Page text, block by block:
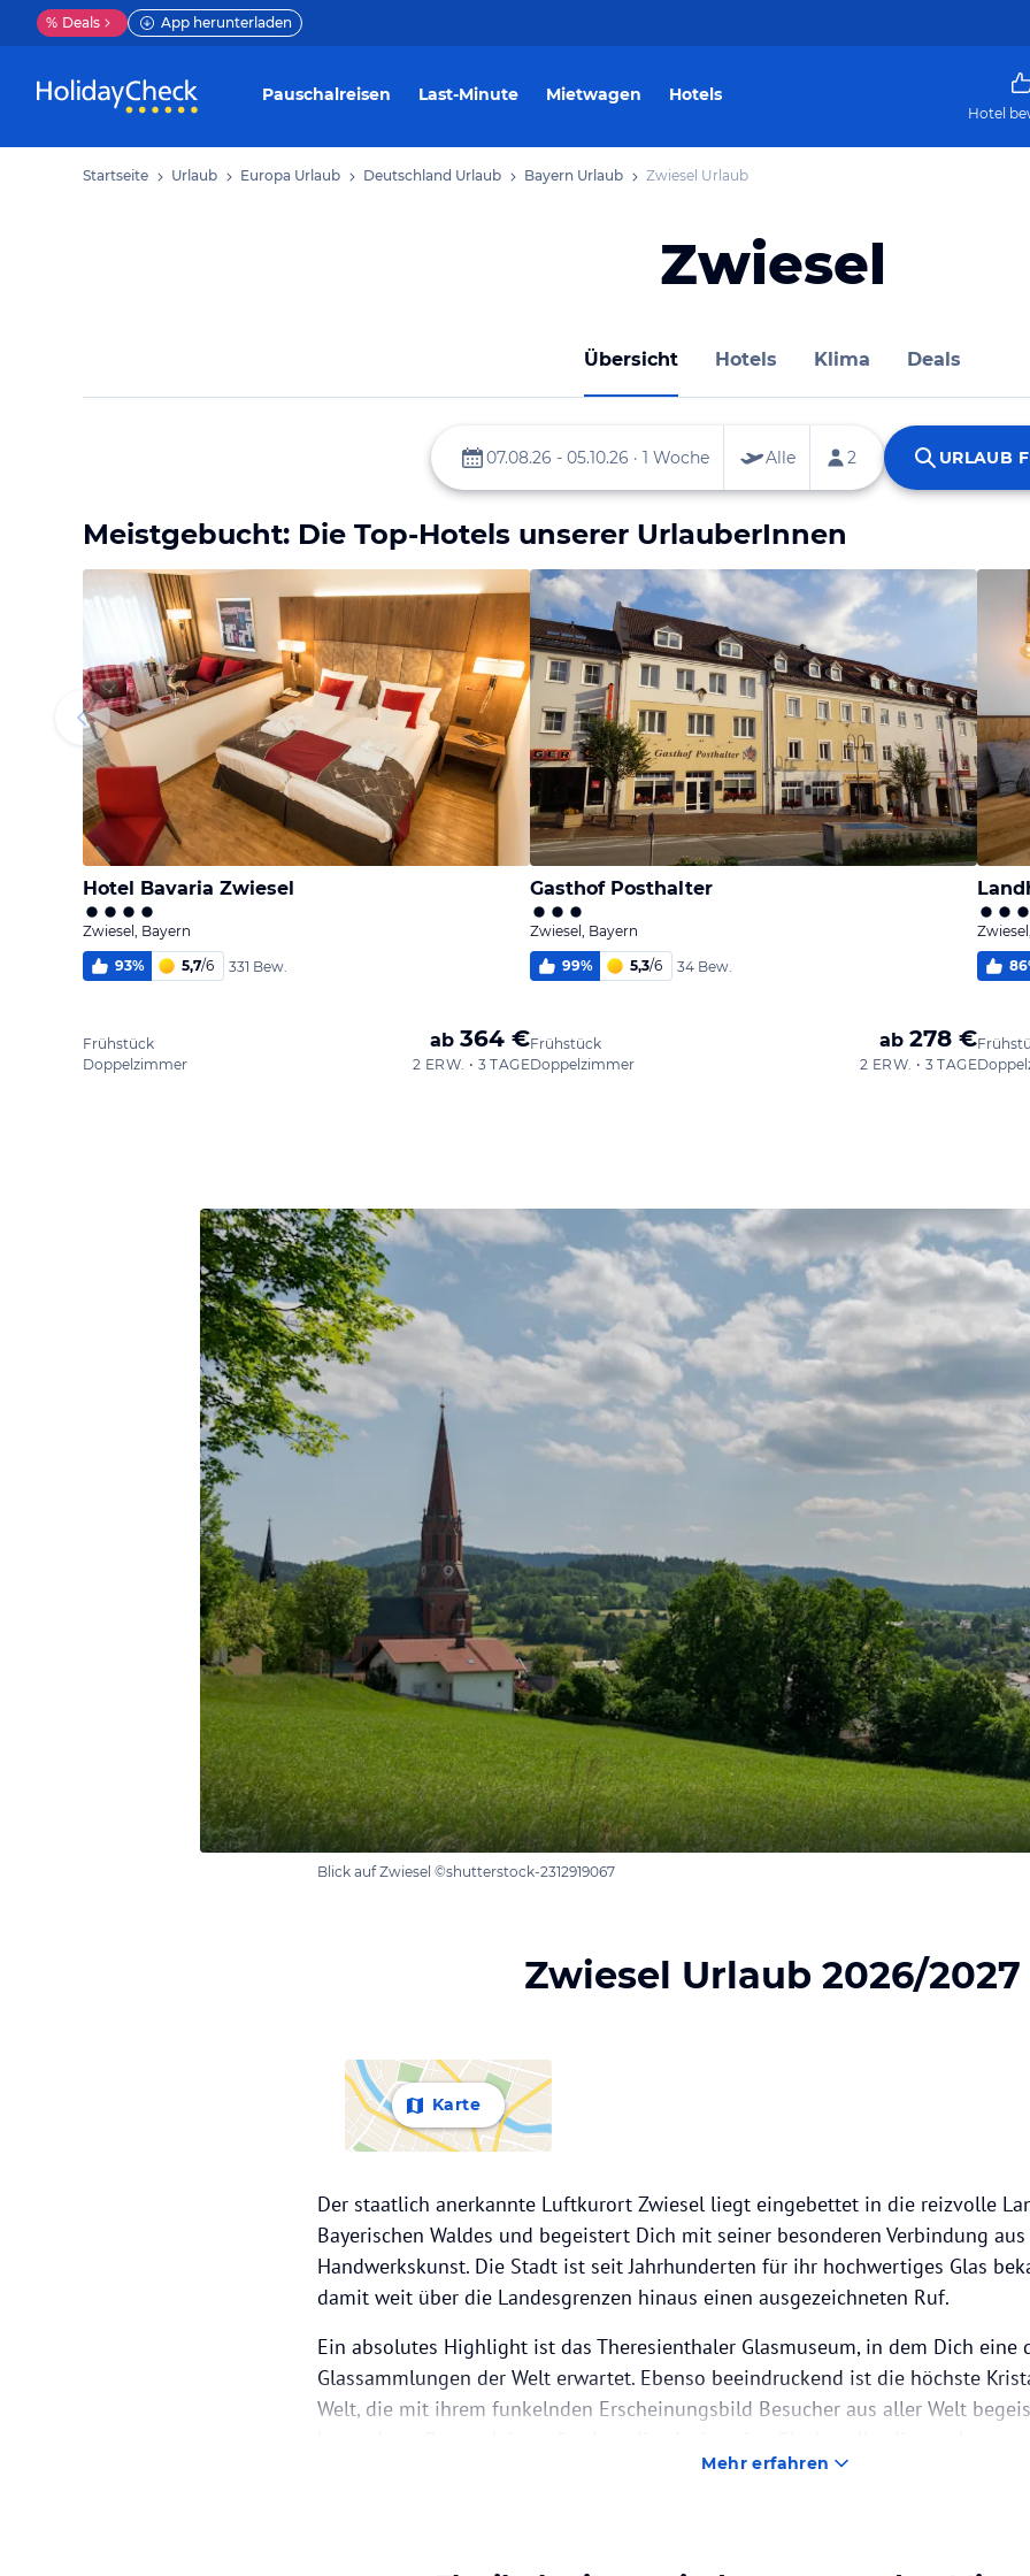
% Deals App herunterladen
Pauschalreisen Last-Minute Mietwagen Hotels
Hotel
Startseite Urlaub Europa Urlaub Deutschland Urlaub Bayern Urlaub Zwiesel Urlaub
Zwiesel
Übersicht Hotels Klima Deals
Meistgebucht: Die Top-Hotels unserer UrlauberInnen
Hotel Bavaria Zwiesel
Zwiesel, Bayern
93% 5,7/6 331 Bew.
Frühstück
Doppelzimmer
ab 364 €
2 ERW. • 3 TAGE
Gasthof Posthalter
Zwiesel, Bayern
99% 5,3/6 34 Bew.
Frühstück
Doppelzimmer
ab 278 €
2 ERW. • 3 TAGE
86
Blick auf Zwiesel ©shutterstock-2312919067
Zwiesel Urlaub 2026/2027
Karte
Der staatlich anerkannte Luftkurort Zwiesel liegt eingebettet in die reizvolle
Bayerischen Waldes und begeistert Dich mit seiner besonderen Verbindung
Handwerkskunst. Die Stadt ist seit Jahrhunderten für ihr hochwertiges Glas
damit weit über die Landesgrenzen hinaus einen ausgezeichneten Ruf.
Ein absolutes Highlight ist das Theresienthaler Glasmuseum, in dem Dich eine
Glassammlungen der Welt erwartet. Ebenso beeindruckend ist die höchste
Welt, die mit ihrem funkelnden Erscheinungsbild Besucher aus aller Welt
Glassteinen errichtet wurde und eine außergewöhnliche Atmosphäre ausstrahlt.
Mehr erfahren